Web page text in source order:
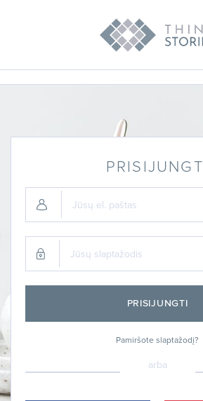
PRISIJUNGTI
PRISIJUNGTI
Pamiršote slaptažodį?
arba